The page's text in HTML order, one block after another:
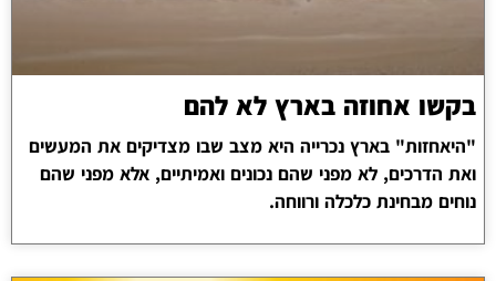
בקשו אחוזה בארץ לא להם
"היאחזות" בארץ נכרייה היא מצב שבו מצדיקים את המעשים
ואת הדרכים, לא מפני שהם נכונים ואמיתיים, אלא מפני שהם
נוחים מבחינת כלכלה ורווחה.